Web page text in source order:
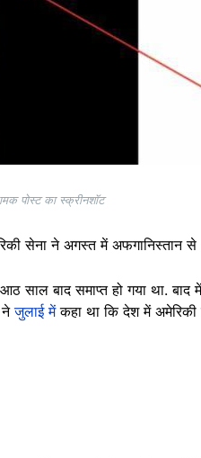
पोस्ट का स्क्रीनशॉट
सेना ने अगस्त में अफगानिस्तान
साल बाद समाप्त हो गया था. बाद
नेजुलाई मेंकहा था कि देश में अमेरिकी